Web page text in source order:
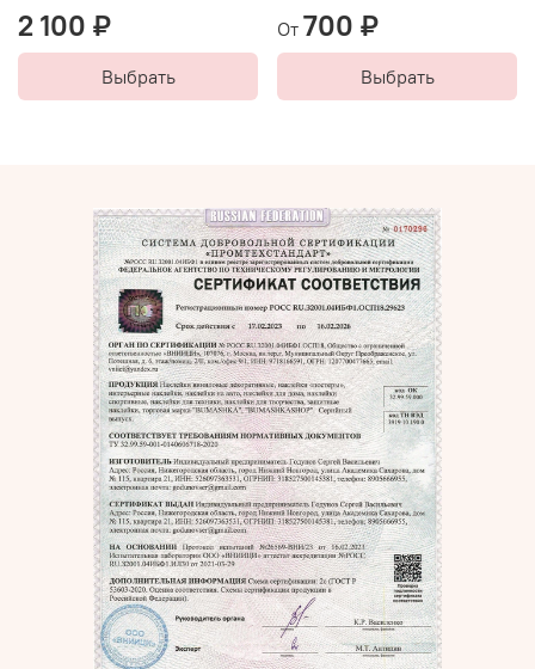
2 100 ₽
Выбрать
От 700 ₽
Выбрать